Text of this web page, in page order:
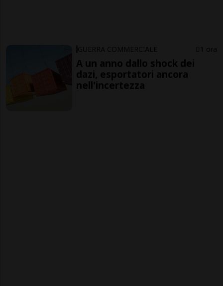
GUERRA COMMERCIALE 1 ora
A un anno dallo shock dei
dazi, esportatori ancora
nell'incertezza